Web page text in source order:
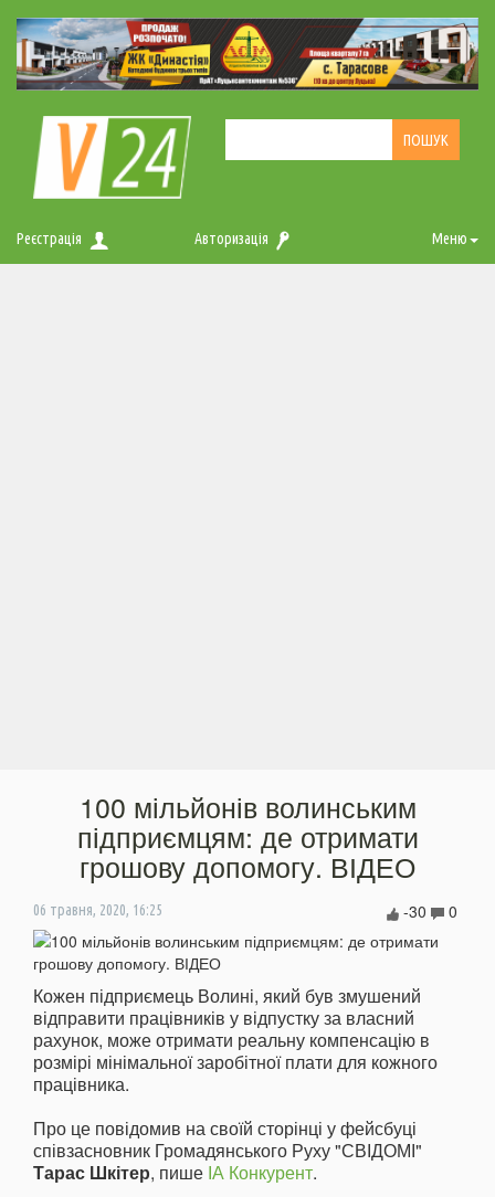
Реєстрація Авторизація Меню
100 мільйонів волинським
підприємцям: де отримати
грошову допомогу. ВІДЕО
06 травня, 2020, 16:25 0
-30
Кожен підприємець Волині, який був змушений
відправити працівників у відпустку за власний
рахунок, може отримати реальну компенсацію в
розмірі мінімальної заробітної плати для кожного
працівника.
Про це повідомив на своїй сторінці у фейсбуці
співзасновник Громадянського Руху "СВІДОМІ"
Тарас Шкітер, пише ІА Конкурент.